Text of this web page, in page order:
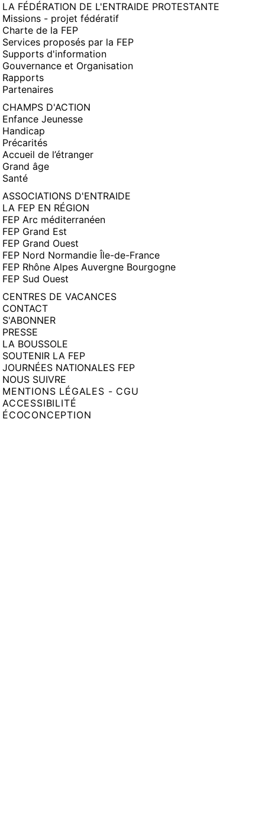
LA FÉDÉRATION DE L'ENTRAIDE PROTESTANTE
Missions - projet fédératif
Charte de la FEP
Services proposés par la FEP
Supports d'information
Gouvernance et Organisation
Rapports
Partenaires
CHAMPS D'ACTION
Enfance Jeunesse
Handicap
Précarités
Accueil de l’étranger
Grand âge
Santé
ASSOCIATIONS D'ENTRAIDE
LA FEP EN RÉGION
FEP Arc méditerranéen
FEP Grand Est
FEP Grand Ouest
FEP Nord Normandie Île-de-France
FEP Rhône Alpes Auvergne Bourgogne
FEP Sud Ouest
CENTRES DE VACANCES
CONTACT
S'ABONNER
PRESSE
LA BOUSSOLE
SOUTENIR LA FEP
JOURNÉES NATIONALES FEP
NOUS SUIVRE
MENTIONS LÉGALES - CGU
ACCESSIBILITÉ
ÉCOCONCEPTION